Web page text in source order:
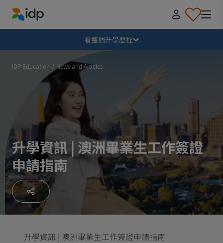
IDP Education
看整個升學歷程
為何要到海外升學？
想到哪裡升學？想報讀哪些課程？
如何申請？
收到取錄通知後
準備離港
毀損
IDP Education / News and Articles
升學資訊 | 澳洲畢業生工作簽證
申請指南
升學資訊 | 澳洲畢業生工作簽證申請指南